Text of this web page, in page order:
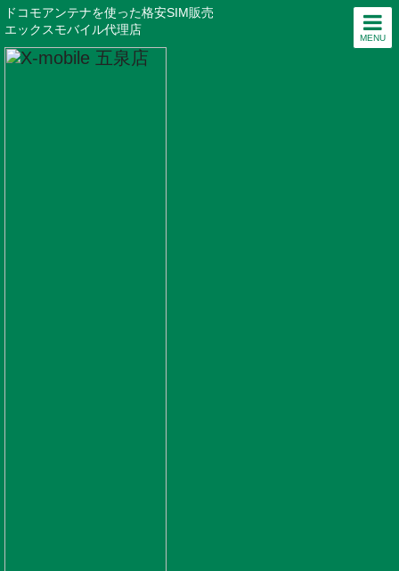
MENU
ドコモアンテナを使った格安SIM販売
エックスモバイル代理店